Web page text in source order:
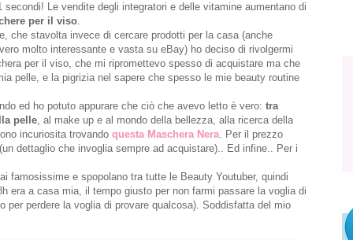
Le vendite degli integratori e delle vitamine aumentano di
per il viso.
che stavolta invece di cercare prodotti per la casa (anche
molto interessante e vasta su eBay) ho deciso di rivolgermi
per il viso, che mi ripromettevo spesso di acquistare ma che
pelle, e la pigrizia nel sapere che spesso le mie beauty routine
ed ho potuto appurare che ciò che avevo letto è vero: tra
pelle, al make up e al mondo della bellezza, alla ricerca della
incuriosita trovando questa Maschera Nera. Per il prezzo
dettaglio che invoglia sempre ad acquistare).. Ed infine.. Per i
famosissime e spopolano tra tutte le Beauty Youtuber, quindi
era a casa mia, il tempo giusto per non farmi passare la voglia di
per perdere la voglia di provare qualcosa). Soddisfatta del mio